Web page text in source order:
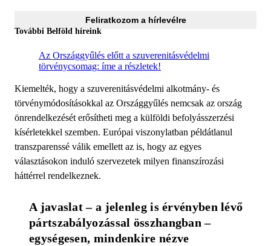
Feliratkozom a hírlevélre
További Belföld híreink
Az Országgyűlés előtt a szuverenitásvédelmi
törvénycsomag: íme a részletek!
Kiemelték, hogy a szuverenitásvédelmi alkotmány- és
törvénymódosításokkal az Országgyűlés nemcsak az ország
önrendelkezését erősítheti meg a külföldi befolyásszerzési
kísérletekkel szemben. Európai viszonylatban példátlanul
transzparenssé válik emellett az is, hogy az egyes
választásokon induló szervezetek milyen finanszírozási
háttérrel rendelkeznek.
A javaslat – a jelenleg is érvényben lévő
pártszabályozással összhangban –
egységesen, mindenkire nézve